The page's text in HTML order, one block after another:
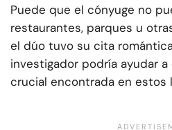
Puede que el cónyuge no
restaurantes, parques u
el dúo tuvo su cita
investigador podría ayudar
crucial encontrada en estos